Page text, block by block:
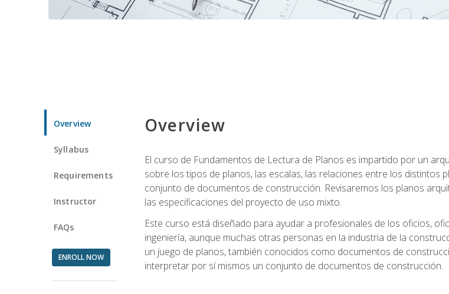
Overview
Syllabus
Requirements
Instructor
FAQs
ENROLL NOW
Overview
El curso de Fundamentos de Lectura de Planos es impartido por un
sobre los tipos de planos, las escalas, las relaciones entre los
conjunto de documentos de construcción. Revisaremos los planos
las especificaciones del proyecto de uso mixto.
Este curso está diseñado para ayudar a profesionales de los oficios,
ingeniería, aunque muchas otras personas en la industria de la
un juego de planos, también conocidos como documentos de
interpretar por sí mismos un conjunto de documentos de construcción.